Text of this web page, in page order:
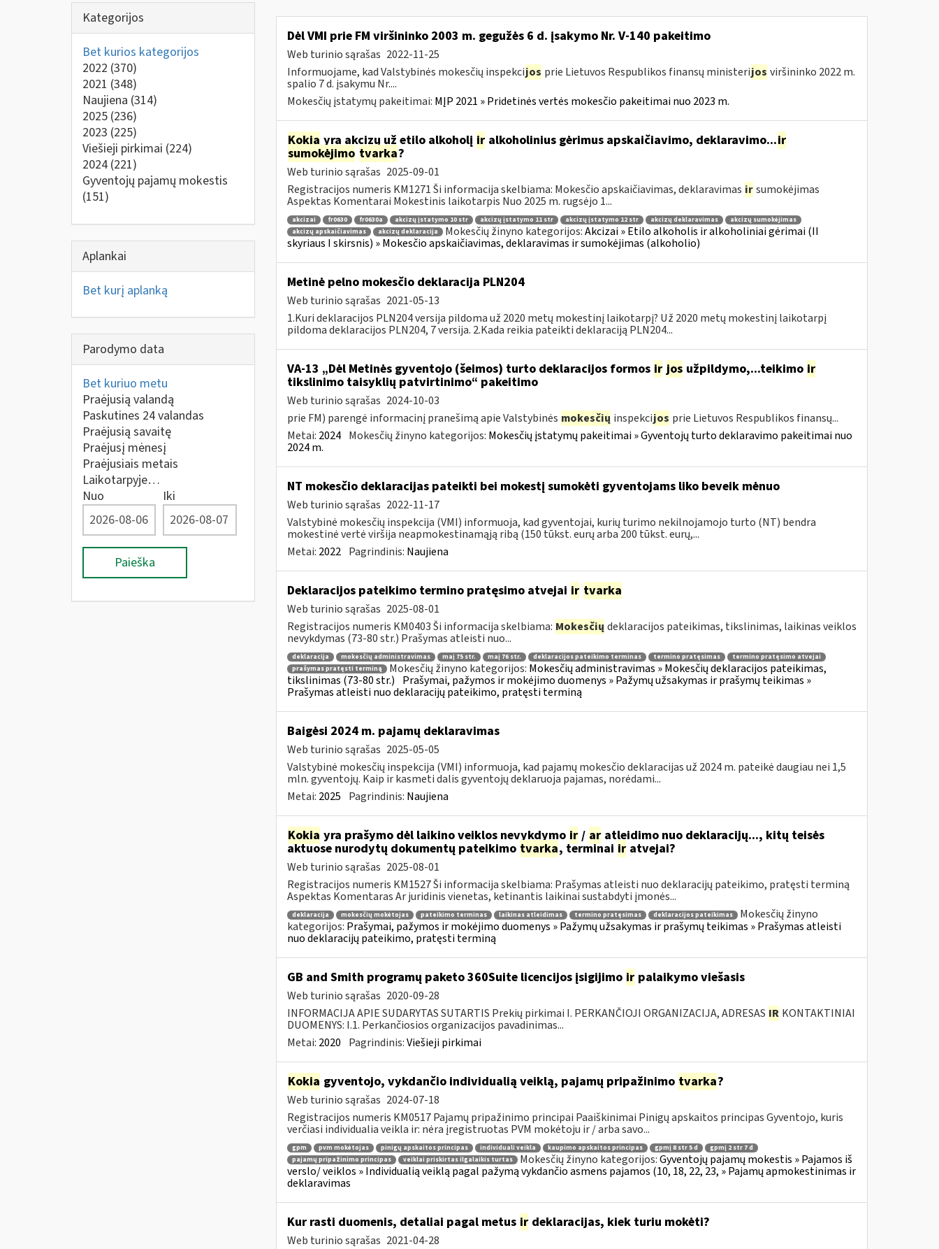
Kategorijos
Bet kurios kategorijos
2022 (370)
2021 (348)
Naujiena (314)
2025 (236)
2023 (225)
Viešieji pirkimai (224)
2024 (221)
Gyventojų pajamų mokestis
(151)
Aplankai
Bet kurį aplanką
Parodymo data
Bet kuriuo metu
Praėjusią valandą
Paskutines 24 valandas
Praėjusią savaitę
Praėjusį mėnesį
Praėjusiais metais
Laikotarpyje…
Nuo
Iki
Paieška
Dėl VMI prie FM viršininko 2003 m. gegužės 6 d. įsakymo Nr. V-140 pakeitimo
Web turinio sąrašas 2022-11-25
Informuojame, kad Valstybinės mokesčių inspekcijos prie Lietuvos Respublikos finansų ministerijos viršininko 2022 m.
spalio 7 d. įsakymu Nr....
Mokesčių įstatymų pakeitimai: MĮP 2021 » Pridetinės vertės mokesčio pakeitimai nuo 2023 m.
Kokiayra akcizų už etilo alkoholį iralkoholinius gėrimus apskaičiavimo, deklaravimo...ir
sumokėjimo tvarka?
Web turinio sąrašas 2025-09-01
Registracijos numeris KM1271 Ši informacija skelbiama: Mokesčio apskaičiavimas, deklaravimas ir sumokėjimas
Aspektas Komentarai Mokestinis laikotarpis Nuo 2025 m. rugsėjo 1...
akcizai fr0630 fr0630a akcizų įstatymo 10 str akcizų įstatymo 11 str akcizų įstatymo 12 str akcizų deklaravimas
akcizų sumokėjimas
akcizų apskaičiavimas
akcizų deklaracija Mokesčių žinyno kategorijos:Akcizai » Etilo alkoholis ir alkoholiniai gėrimai (II
skyriaus I skirsnis) » Mokesčio apskaičiavimas, deklaravimas ir sumokėjimas (alkoholio)
Metinė pelno mokesčio deklaracija PLN204
Web turinio sąrašas 2021-05-13
1.Kuri deklaracijos PLN204 versija pildoma už 2020 metų mokestinį laikotarpį? Už 2020 metų mokestinį laikotarpį
pildoma deklaracijos PLN204, 7 versija. 2.Kada reikia pateikti deklaraciją PLN204...
VA-13 „Dėl Metinės gyventojo (šeimos) turto deklaracijos formos ir jos užpildymo,...teikimo ir
tikslinimo taisyklių patvirtinimo“ pakeitimo
Web turinio sąrašas 2024-10-03
prie FM) parengė informacinį pranešimą apie Valstybinės mokesčių inspekcijos prie Lietuvos Respublikos finansų...
Metai: 2024 Mokesčių žinyno kategorijos: Mokesčių įstatymų pakeitimai » Gyventojų turto deklaravimo pakeitimai nuo
2024 m.
NT mokesčio deklaracijas pateikti bei mokestį sumokėti gyventojams liko beveik mėnuo
Web turinio sąrašas 2022-11-17
Valstybinė mokesčių inspekcija (VMI) informuoja, kad gyventojai, kurių turimo nekilnojamojo turto (NT) bendra
mokestinė vertė viršija neapmokestinamąją ribą (150 tūkst. eurų arba 200 tūkst. eurų,...
Metai: 2022 Pagrindinis: Naujiena
Deklaracijos pateikimo termino pratęsimo atvejai ir tvarka
Web turinio sąrašas 2025-08-01
Registracijos numeris KM0403 Ši informacija skelbiama: Mokesčių deklaracijos pateikimas, tikslinimas, laikinas veiklos
nevykdymas (73-80 str.) Prašymas atleisti nuo...
deklaracija mokesčių administravimas maį 75 str. maį 76 str. deklaracijos pateikimo terminas termino pratęsimas
termino pratęsimo atvejai
prašymas pratęsti terminą
Mokesčių žinyno kategorijos: Mokesčių administravimas » Mokesčių deklaracijos pateikimas,
tikslinimas (73-80 str.) Prašymai, pažymos ir mokėjimo duomenys » Pažymų užsakymas ir prašymų teikimas »
Prašymas atleisti nuo deklaracijų pateikimo, pratęsti terminą
Baigėsi 2024 m. pajamų deklaravimas
Web turinio sąrašas 2025-05-05
Valstybinė mokesčių inspekcija (VMI) informuoja, kad pajamų mokesčio deklaracijas už 2024 m. pateikė daugiau nei 1,5
mln. gyventojų. Kaip ir kasmeti dalis gyventojų deklaruoja pajamas, norėdami...
Metai: 2025 Pagrindinis: Naujiena
Kokia yra prašymo dėl laikino veiklos nevykdymo ir/ aratleidimo nuo deklaracijų..., kitų teisės
aktuose nurodytų dokumentų pateikimo tvarka, terminai iratvejai?
Web turinio sąrašas 2025-08-01
Registracijos numeris KM1527 Ši informacija skelbiama: Prašymas atleisti nuo deklaracijų pateikimo, pratęsti terminą
Aspektas Komentaras Ar juridinis vienetas, ketinantis laikinai sustabdyti įmonės...
deklaracija mokesčių mokėtojas pateikimo terminas laikinas atleidimas termino pratęsimas deklaracijos pateikimas
Mokesčių žinyno
kategorijos: Prašymai, pažymos ir mokėjimo duomenys » Pažymų užsakymas ir prašymų teikimas » Prašymas atleisti
nuo deklaracijų pateikimo, pratęsti terminą
GB and Smith programų paketo 360Suite licencijos įsigijimo irpalaikymo viešasis
Web turinio sąrašas 2020-09-28
INFORMACIJA APIE SUDARYTAS SUTARTIS Prekių pirkimai I. PERKANČIOJI ORGANIZACIJA, ADRESAS IR KONTAKTINIAI
DUOMENYS: I.1. Perkančiosios organizacijos pavadinimas...
Metai: 2020 Pagrindinis:Viešieji pirkimai
Kokia gyventojo, vykdančio individualią veiklą, pajamų pripažinimo tvarka?
Web turinio sąrašas 2024-07-18
Registracijos numeris KM0517 Pajamų pripažinimo principai Paaiškinimai Pinigų apskaitos principas Gyventojo, kuris
verčiasi individualia veikla ir: nėra įregistruotas PVM mokėtoju ir / arba savo...
gpm pvm mokėtojas pinigų apskaitos principas individuali veikla kaupimo apskaitos principas gpmį 8 str 5 d
gpmį 2 str 7 d
pajamų pripažinimo principas
veiklai priskirtas ilgalaikis turtas Mokesčių žinyno kategorijos:Gyventojų pajamų mokestis » Pajamos iš
verslo/ veiklos » Individualią veiklą pagal pažymą vykdančio asmens pajamos (10, 18, 22, 23, » Pajamų apmokestinimas ir
deklaravimas
Kur rasti duomenis, detaliai pagal metus irdeklaracijas, kiek turiu mokėti?
Web turinio sąrašas 2021-04-28